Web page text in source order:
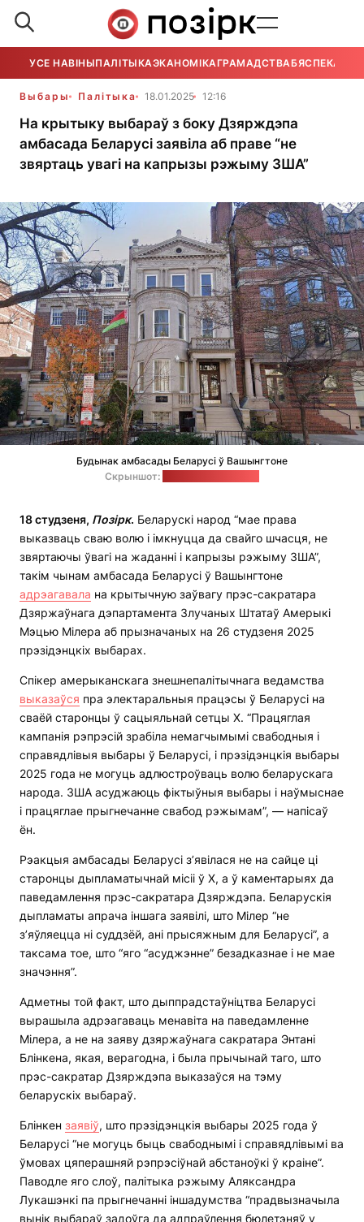
УСЕ НАВІНЫПАЛІТЫКАЭКАНОМІКАГРАМАДСТВАБЯСПЕКА
Выбары Палітыка 18.01.2025 12:16
На крытыку выбараў з боку Дзярждэпа
амбасада Беларусі заявіла аб праве “не
звяртаць увагі на капрызы рэжыму ЗША”
Будынак амбасады Беларусі ў Вашынгтоне
Скрыншот:
18 студзеня, Позірк. Беларускі народ “мае права
выказваць сваю волю і імкнуцца да свайго шчасця, не
звяртаючы ўвагі на жаданні і капрызы рэжыму ЗША”,
такім чынам амбасада Беларусі ў Вашынгтоне
адрэагавала на крытычную заўвагу прэс-сакратара
Дзяржаўнага дэпартамента Злучаных Штатаў Амерыкі
Мэцью Мілера аб прызначаных на 26 студзеня 2025
прэзідэнцкіх выбарах.
Спікер амерыканскага знешнепалітычнага ведамства
выказаўся пра электаральныя працэсы ў Беларусі на
сваёй старонцы ў сацыяльнай сетцы Х. “Працяглая
кампанія рэпрэсій зрабіла немагчымымі свабодныя і
справядлівыя выбары ў Беларусі, і прэзідэнцкія выбары
2025 года не могуць адлюстроўваць волю беларускага
народа. ЗША асуджаюць фіктыўныя выбары і наўмыснае
і працяглае прыгнечанне свабод рэжымам”, — напісаў
ён.
Рэакцыя амбасады Беларусі з’явілася не на сайце ці
старонцы дыпламатычнай місіі ў Х, а ў каментарыях да
паведамлення прэс-сакратара Дзярждэпа. Беларускія
дыпламаты апрача іншага заявілі, што Мілер “не
з’яўляецца ні суддзёй, ані прысяжным для Беларусі”, а
таксама тое, што “яго “асуджэнне” безадказнае і не мае
значэння”.
Адметны той факт, што дыппрадстаўніцтва Беларусі
вырашыла адрэагаваць менавіта на паведамленне
Мілера, а не на заяву дзяржаўнага сакратара Энтані
Блінкена, якая, верагодна, і была прычынай таго, што
прэс-сакратар Дзярждэпа выказаўся на тэму
беларускіх выбараў.
Блінкен заявіў, што прэзідэнцкія выбары 2025 года ў
Беларусі “не могуць быць свабоднымі і справядлівымі ва
ўмовах цяперашняй рэпрэсіўнай абстаноўкі ў краіне”.
Паводле яго слоў, палітыка рэжыму Аляксандра
Лукашэнкі па прыгнечанні іншадумства “прадвызначыла
вынік выбараў задоўга да адпраўлення бюлетэняў у